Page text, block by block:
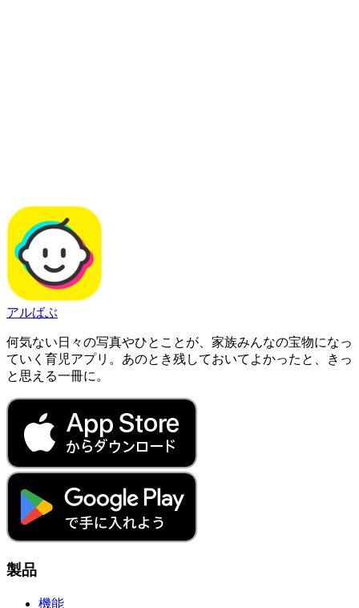
アルばぶ
何気ない日々の写真やひとことが、家族みんなの宝物になっ
ていく育児アプリ。あのとき残しておいてよかったと、きっ
と思える一冊に。
製品
機能